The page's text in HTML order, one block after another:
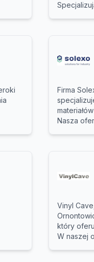
Firma
Nasza
Vinyl
który
W naszej